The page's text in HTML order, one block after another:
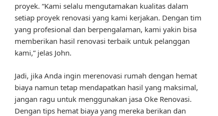
proyek. “Kami selalu mengutamakan kualitas dalam
setiap proyek renovasi yang kami kerjakan. Dengan tim
yang profesional dan berpengalaman, kami yakin bisa
memberikan hasil renovasi terbaik untuk pelanggan
kami,” jelas John.
Jadi, jika Anda ingin merenovasi rumah dengan hemat
biaya namun tetap mendapatkan hasil yang maksimal,
jangan ragu untuk menggunakan jasa Oke Renovasi.
Dengan tips hemat biaya yang mereka berikan dan